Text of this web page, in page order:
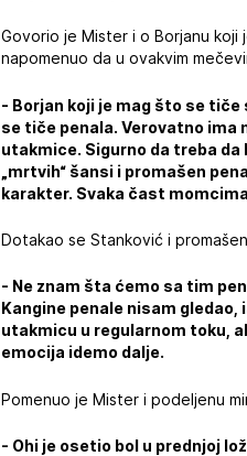
Govorio je Mister i o Borjanu
napomenuo da u ovakvim
- Borjan koji je mag što se tiče
se tiče penala. Verovatno ima
utakmice. Sigurno da treba da
„mrtvih“ šansi i promašen
karakter. Svaka čast
Dotakao se Stanković i
- Ne znam šta ćemo sa tim
Kangine penale nisam gledao,
utakmicu u regularnom toku,
emocija idemo dalje.
Pomenuo je Mister i podeljenu
- Ohi je osetio bol u prednjoj